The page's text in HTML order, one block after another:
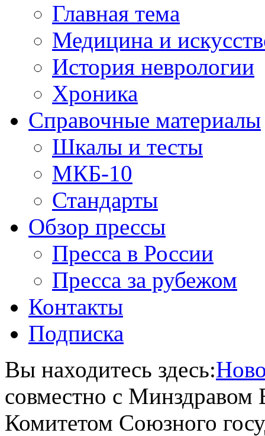
Главная тема
Медицина и
История неврологии
Хроника
Справочные материалы
Шкалы и тесты
МКБ-10
Стандарты
Обзор прессы
Пресса в России
Пресса за рубежом
Контакты
Подписка
Вы находитесь здесь:
совместно с
Комитетом Союзного